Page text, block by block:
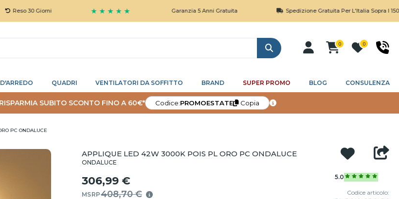
30 Giorni ★ ★ ★ ★ ★ Garanzia 5 Anni Gratuita Spedizione Gratuita Per L'Italia Sopra I 150€
Cerca
0 0
QUADRI VENTILATORI DA SOFFITTO BRAND SUPER PROMO BLOG CONSULENZA
RISPARMIA SUBITO SCONTO FINO A 60€* Codice:PROMOESTATE Copia
PC ONDALUCE
APPLIQUE LED 42W 3000K POIS PL ORO PC ONDALUCE
ONDALUCE
306,99 €
MSRP408,70 €
5.0
Codice articolo: